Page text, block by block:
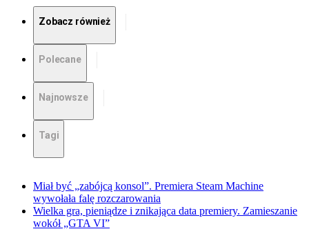
Zobacz również
Polecane
Najnowsze
Tagi
Miał być „zabójcą konsol”. Premiera Steam Machine
wywołała falę rozczarowania
Wielka gra, pieniądze i znikająca data premiery. Zamieszanie
wokół „GTA VI”